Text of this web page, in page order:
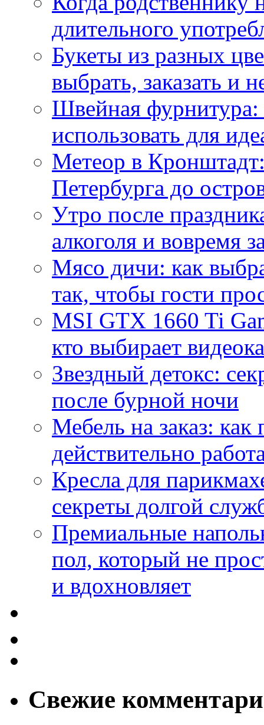
длительного
Букеты из разных
выбрать, заказать и
Швейная фурнитура:
использовать для
Метеор в
Петербурга до
Утро после
алкоголя и вовремя
Мясо дичи: как
так, чтобы гости
MSI GTX 1660 Ti
кто выбирает
Звездный детокс:
после бурной ночи
Мебель на заказ:
действительно
Кресла для
секреты долгой
Премиальные
пол, который не
и вдохновляет
Свежие